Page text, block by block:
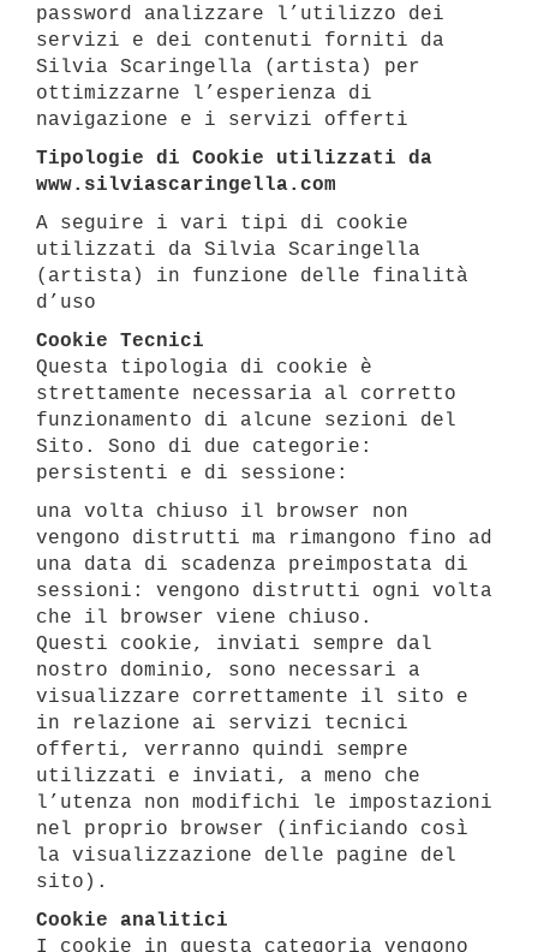
password analizzare l’utilizzo dei
servizi e dei contenuti forniti da
Silvia Scaringella (artista) per
ottimizzarne l’esperienza di
navigazione e i servizi offerti
Tipologie di Cookie utilizzati da
www.silviascaringella.com
A seguire i vari tipi di cookie
utilizzati da Silvia Scaringella
(artista) in funzione delle finalità
d’uso
Cookie Tecnici
Questa tipologia di cookie è
strettamente necessaria al corretto
funzionamento di alcune sezioni del
Sito. Sono di due categorie:
persistenti e di sessione:
una volta chiuso il browser non
vengono distrutti ma rimangono fino ad
una data di scadenza preimpostata di
sessioni: vengono distrutti ogni volta
che il browser viene chiuso.
Questi cookie, inviati sempre dal
nostro dominio, sono necessari a
visualizzare correttamente il sito e
in relazione ai servizi tecnici
offerti, verranno quindi sempre
utilizzati e inviati, a meno che
l’utenza non modifichi le impostazioni
nel proprio browser (inficiando così
la visualizzazione delle pagine del
sito).
Cookie analitici
I cookie in questa categoria vengono